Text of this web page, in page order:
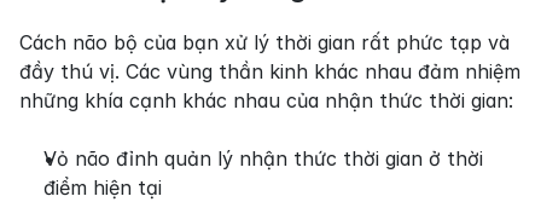
Cách não bộ của bạn xử lý thời gian rất phức tạp và
đầy thú vị. Các vùng thần kinh khác nhau đảm nhiệm
những khía cạnh khác nhau của nhận thức thời gian:
Vỏ não đỉnh quản lý nhận thức thời gian ở thời
điểm hiện tại